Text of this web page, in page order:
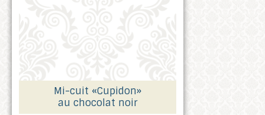
Mi-cuit «Cupidon»
au chocolat noir